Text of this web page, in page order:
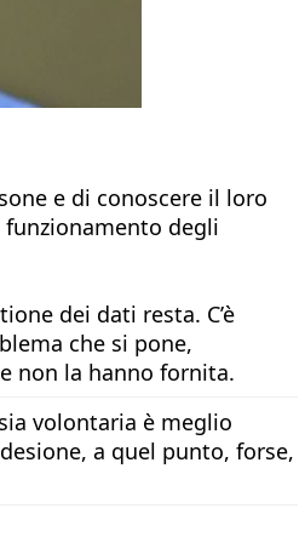
e di conoscere il loro
degli
dei dati resta. C’è
che si pone,
non la hanno fornita.
volontaria è meglio
a quel punto, forse,